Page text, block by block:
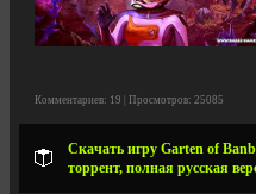
Комментариев: 19 | Просмотров: 25085
Скачать игру Garten of
торрент, полная русская